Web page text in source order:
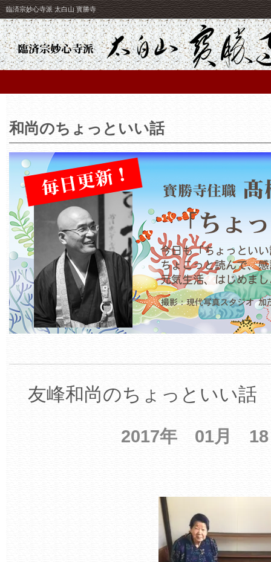
臨済宗妙心寺派 太白山 寳勝寺
和尚のちょっといい話
友峰和尚のちょっといい話
2017年 01月